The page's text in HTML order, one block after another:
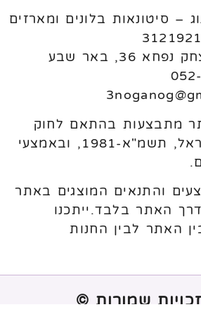
– סיטונאות בלונים ומארזים
36, באר שבע
מתבצעות בהתאם לחוק
הגנת הצרכן בישראל, תשמ"א-1981, ובאמצעי
והתנאים המוצגים באתר
האתר בלבד.ייתכנו
האתר לבין החנות
שמורות ©